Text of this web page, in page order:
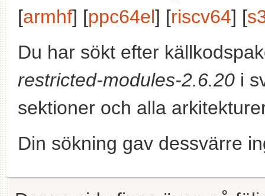
[armhf] [ppc64el] [riscv64] [
Du har sökt efter
restricted-modules-2.6.20 i
sektioner och alla
Din sökning gav dessvärre